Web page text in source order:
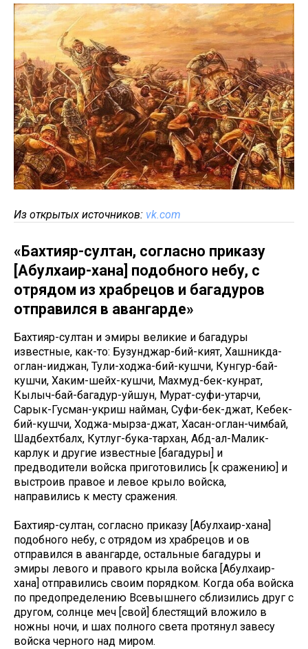
Из открытых источников: vk.com
«Бахтияр-султан, согласно приказу
[Абулхаир-хана] подобного небу, с
отрядом из храбрецов и багадуров
отправился в авангарде»
Бахтияр-султан и эмиры великие и багадуры
известные, как-то: Бузунджар-бий-кият, Хашникда-
оглан-ииджан, Тули-ходжа-бий-кушчи, Кунгур-бай-
кушчи, Хаким-шейх-кушчи, Махмуд-бек-кунрат,
Кылыч-бай-багадур-уйшун, Мурат-суфи-утарчи,
Сарык-Гусман-укриш найман, Суфи-бек-джат, Кебек-
бий-кушчи, Ходжа-мырза-джат, Хасан-оглан-чимбай,
Шадбехтбалх, Кутлуг-бука-тархан, Абд-ал-Малик-
карлук и другие известные [багадуры] и
предводители войска приготовились [к сражению] и
выстроив правое и левое крыло войска,
направились к месту сражения.
Бахтияр-султан, согласно приказу [Абулхаир-хана]
подобного небу, с отрядом из храбрецов и ов
отправился в авангарде, остальные багадуры и
эмиры левого и правого крыла войска [Абулхаир-
хана] отправились своим порядком. Когда оба войска
по предопределению Всевышнего сблизились друг с
другом, солнце меч [свой] блестящий вложило в
ножны ночи, и шах полного света протянул завесу
войска черного над миром.